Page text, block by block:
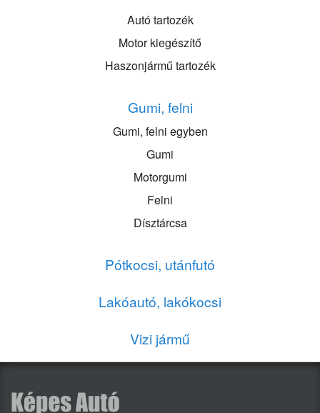
Autó tartozék
Motor kiegészítő
Haszonjármű tartozék
Gumi, felni
Gumi, felni egyben
Gumi
Motorgumi
Felni
Dísztárcsa
Pótkocsi, utánfutó
Lakóautó, lakókocsi
Vizi jármű